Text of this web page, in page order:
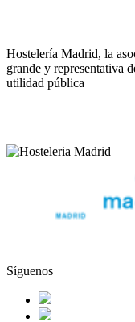
Hostelería Madrid, la
grande y representativa
utilidad pública
Síguenos